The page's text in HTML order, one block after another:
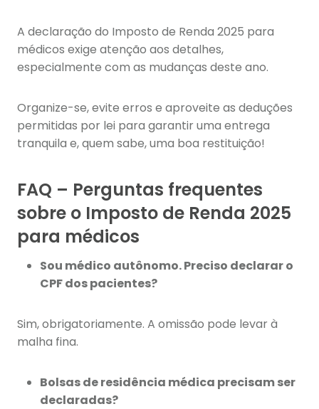
A declaração do Imposto de Renda 2025 para
médicos exige atenção aos detalhes,
especialmente com as mudanças deste ano.
Organize-se, evite erros e aproveite as deduções
permitidas por lei para garantir uma entrega
tranquila e, quem sabe, uma boa restituição!
FAQ – Perguntas frequentes
sobre o Imposto de Renda 2025
para médicos
Sou médico autônomo. Preciso declarar o
CPF dos pacientes?
Sim, obrigatoriamente. A omissão pode levar à
malha fina.
Bolsas de residência médica precisam ser
declaradas?